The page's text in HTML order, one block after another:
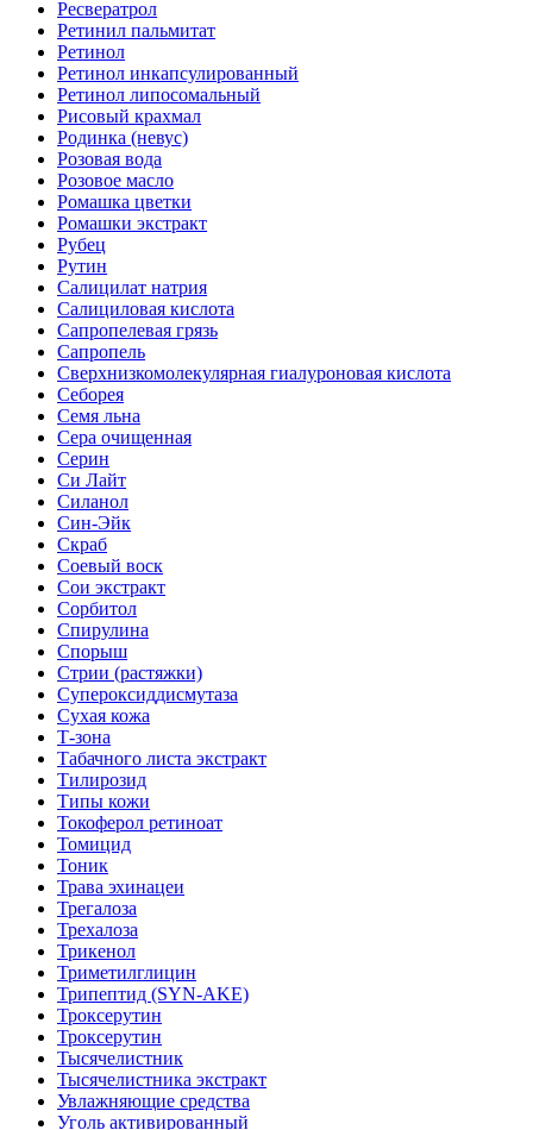
Ресвератрол
Ретинил пальмитат
Ретинол
Ретинол инкапсулированный
Ретинол липосомальный
Рисовый крахмал
Родинка (невус)
Розовая вода
Розовое масло
Ромашка цветки
Ромашки экстракт
Рубец
Рутин
Салицилат натрия
Салициловая кислота
Сапропелевая грязь
Сапропель
Сверхнизкомолекулярная гиалуроновая кислота
Себорея
Семя льна
Сера очищенная
Серин
Си Лайт
Силанол
Син-Эйк
Скраб
Соевый воск
Сои экстракт
Сорбитол
Спирулина
Спорыш
Стрии (растяжки)
Супероксиддисмутаза
Сухая кожа
Т-зона
Табачного листа экстракт
Тилирозид
Типы кожи
Токоферол ретиноат
Томицид
Тоник
Трава эхинацеи
Трегалоза
Трехалоза
Трикенол
Триметилглицин
Трипептид (SYN-AKE)
Троксерутин
Троксерутин
Тысячелистник
Тысячелистника экстракт
Увлажняющие средства
Уголь активированный